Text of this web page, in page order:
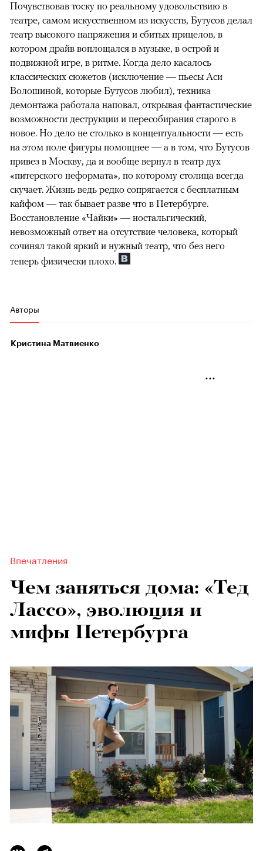
Почувствовав тоску по реальному удовольствию в
театре, самом искусственном из искусств, Бутусов делал
театр высокого напряжения и сбитых прицелов, в
котором драйв воплощался в музыке, в острой и
подвижной игре, в ритме. Когда дело касалось
классических сюжетов (исключение — пьесы Аси
Волошиной, которые Бутусов любил), техника
демонтажа работала наповал, открывая фантастические
возможности деструкции и пересобирания старого в
новое. Но дело не столько в концептуальности — есть
на этом поле фигуры помощнее — а в том, что Бутусов
привез в Москву, да и вообще вернул в театр дух
«питерского неформата», по которому столица всегда
скучает. Жизнь ведь редко сопрягается с бесплатным
кайфом — так бывает разве что в Петербурге.
Восстановление «Чайки» — ностальгический,
невозможный ответ на отсутствие человека, который
сочинял такой яркий и нужный театр, что без него
теперь физически плохо.
Авторы
Кристина Матвиенко
Впечатления
Чем заняться дома: «Тед
Лассо», эволюция и
мифы Петербурга